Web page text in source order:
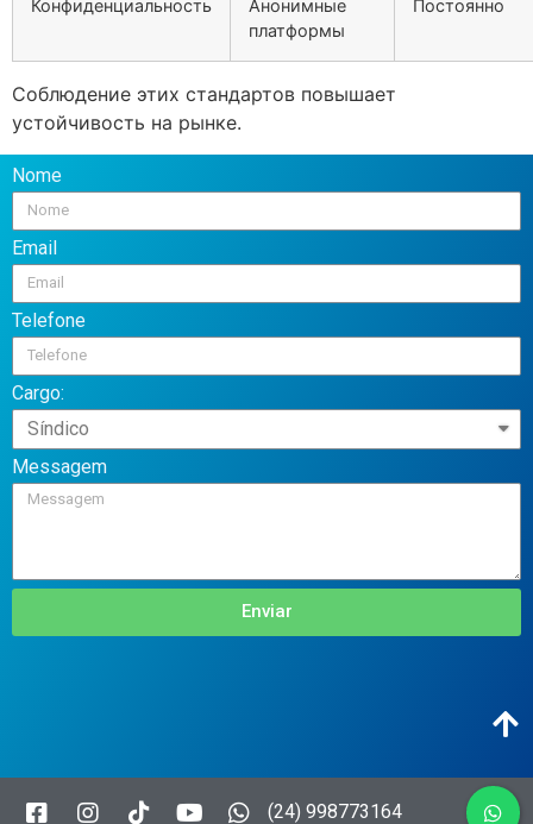
Конфиденциальность
Анонимные
платформы
Постоянно
Соблюдение этих стандартов повышает
устойчивость на рынке.
Nome
Email
Telefone
Cargo:
Messagem
Enviar
(24) 998773164